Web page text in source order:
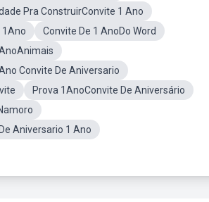
Pra ConstruirConvite 1 Ano
Convite De 1 AnoDo Word
Convite De Aniversario
Prova 1AnoConvite De Aniversário
Aniversario 1 Ano